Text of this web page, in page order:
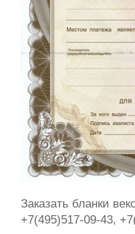
Заказать бланки
+7(495)517-09-43,